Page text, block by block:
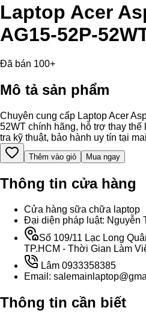
Laptop Acer
AG15-52P-
Đã bán 100+
Mô tả sản phẩm
Chuyên cung cấp Laptop Acer
52WT chính hãng, hỗ trợ thay
tra kỹ thuật, bảo hành uy tín tại
Thêm vào giỏ Mua ngay
Thông tin cửa hàng
Cửa hàng sữa chữa laptop
Đại diện pháp luật: Nguyễn
Số 109/11 Lạc Long
TP.HCM - Thời Gian Làm
Lâm 0933358385
Email:
Thông tin cần biết